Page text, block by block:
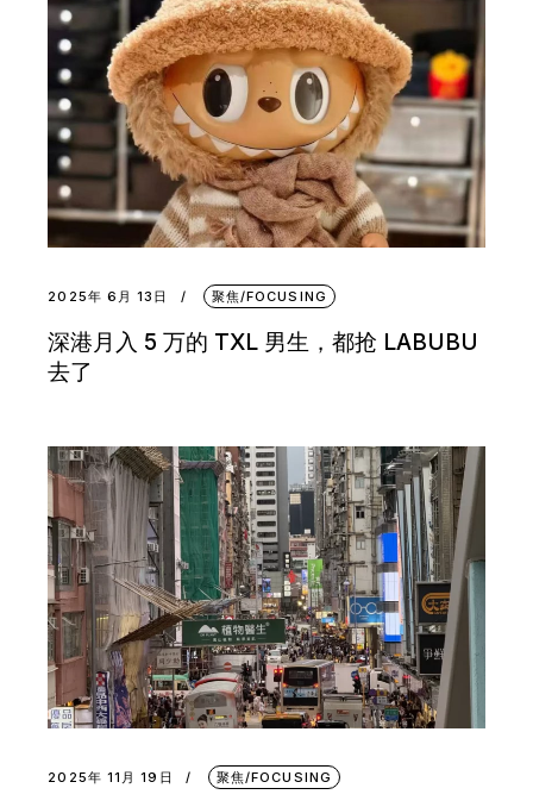
2025年 6月 13日 聚焦/FOCUSING
深港月入 5 万的 TXL 男生，都抢 LABUBU
去了
2025年 11月 19日 聚焦/FOCUSING